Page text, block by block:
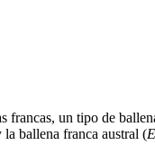
francas, un tipo de
la ballena franca austral (